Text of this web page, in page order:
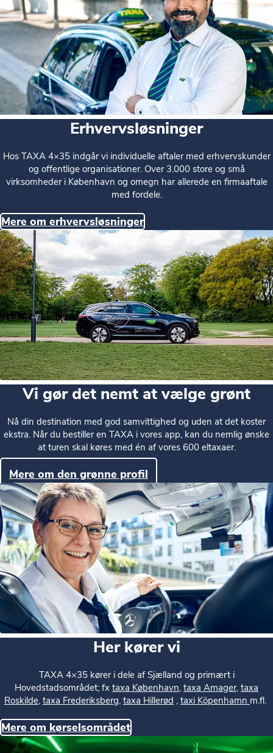
Erhvervsløsninger
Hos TAXA 4×35 indgår vi individuelle aftaler med erhvervskunder
og offentlige organisationer. Over 3.000 store og små
virksomheder i København og omegn har allerede en firmaaftale
med fordele.
Mere om erhvervsløsninger
Vi gør det nemt at vælge grønt
Nå din destination med god samvittighed og uden at det koster
ekstra. Når du bestiller en TAXA i vores app, kan du nemlig ønske
at turen skal køres med én af vores 600 eltaxaer.
Mere om den grønne profil
Her kører vi
TAXA 4×35 kører i dele af Sjælland og primært i
Hovedstadsområdet; fx taxa København, taxa Amager, taxa
Roskilde, taxa Frederiksberg, taxa Hillerød , taxi Köpenhamn m.fl.
Mere om kørselsområdet